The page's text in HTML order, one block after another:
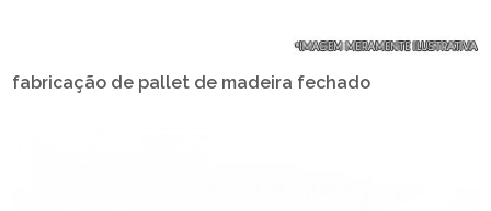
fabricação de pallet de madeira fechado